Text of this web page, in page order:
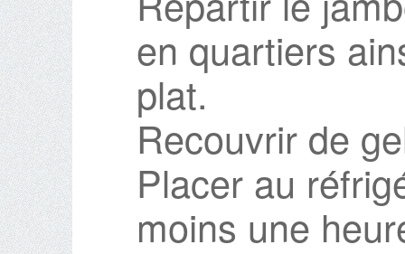
en quartiers
plat.
Recouvrir de
Placer au
moins une